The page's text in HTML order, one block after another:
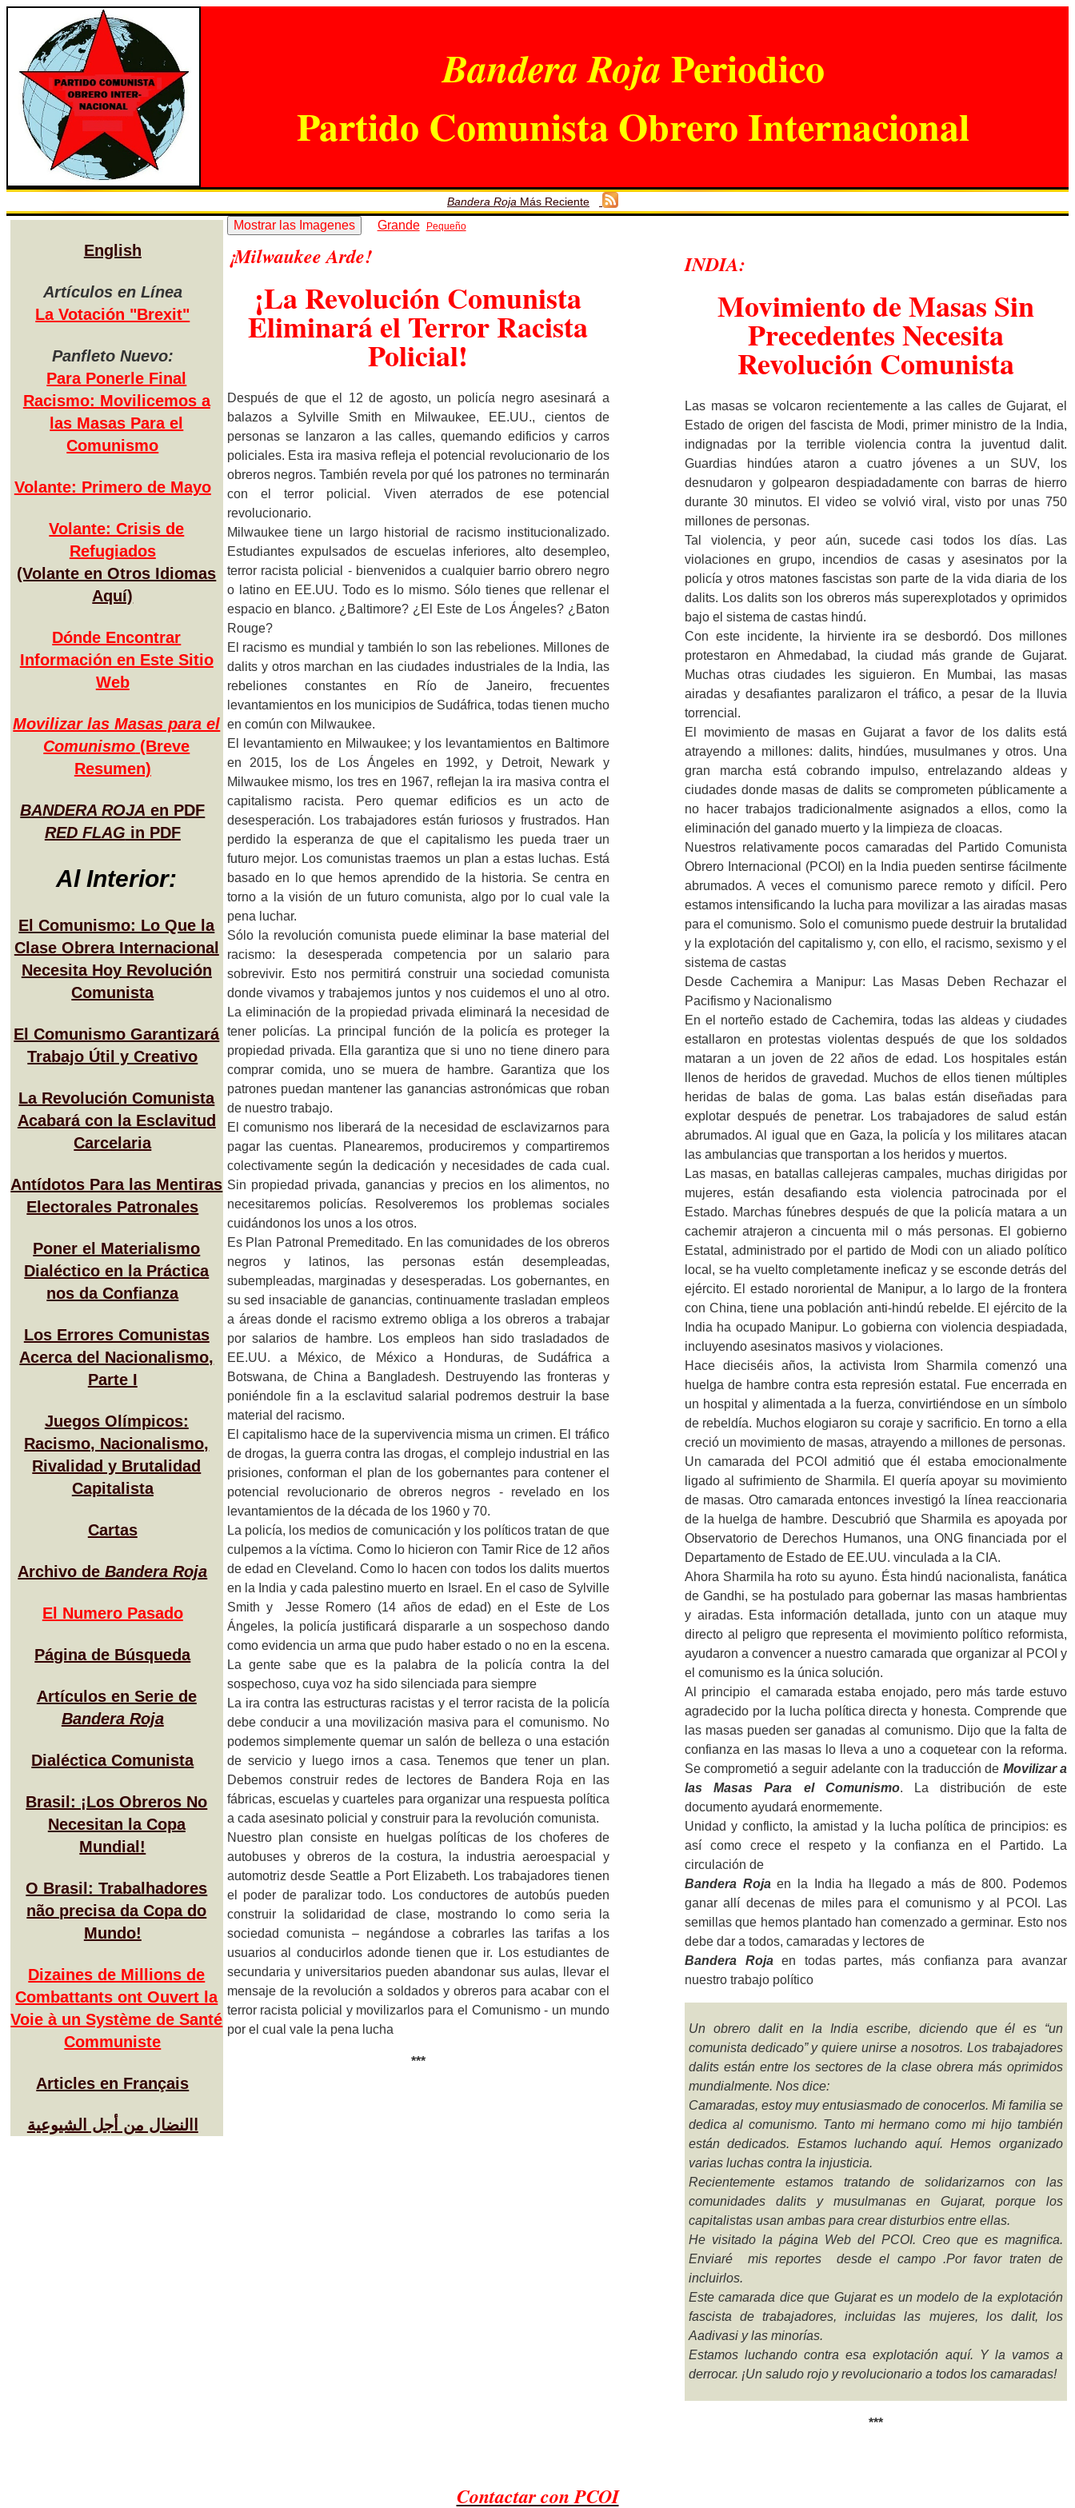
Bandera Roja Periodico
Partido Comunista Obrero Internacional
Bandera Roja Más Reciente
English
Artículos en Línea
La Votación "Brexit"
Panfleto Nuevo:
Para Ponerle Final
Racismo: Movilicemos a
las Masas Para el
Comunismo
Volante: Primero de Mayo
Volante: Crisis de
Refugiados
(Volante en Otros Idiomas
Aquí)
Dónde Encontrar
Información en Este Sitio
Web
Movilizar las Masas para el
Comunismo (Breve
Resumen)
BANDERA ROJA en PDF
RED FLAG in PDF
Al Interior:
El Comunismo: Lo Que la
Clase Obrera Internacional
Necesita Hoy Revolución
Comunista
El Comunismo Garantizará
Trabajo Útil y Creativo
La Revolución Comunista
Acabará con la Esclavitud
Carcelaria
Antídotos Para las Mentiras
Electorales Patronales
Poner el Materialismo
Dialéctico en la Práctica
nos da Confianza
Los Errores Comunistas
Acerca del Nacionalismo,
Parte I
Juegos Olímpicos:
Racismo, Nacionalismo,
Rivalidad y Brutalidad
Capitalista
Cartas
Archivo deBandera Roja
El Numero Pasado
Página de Búsqueda
Artículos en Serie de
Bandera Roja
Dialéctica Comunista
Brasil: ¡Los Obreros No
Necesitan la Copa
Mundial!
O Brasil: Trabalhadores
não precisa da Copa do
Mundo!
Dizaines de Millions de
Combattants ont Ouvert la
Voie à un Système de Santé
Communiste
Articles en Français
االنضال من أجل الشيوعية
Grande Pequeño
INDIA:
Movimiento de Masas Sin
Precedentes Necesita
Revolución Comunista
Las masas se volcaron recientemente a las calles de Gujarat, el
Estado de origen del fascista de Modi, primer ministro de la India,
indignadas por la terrible violencia contra la juventud dalit.
Guardias hindúes ataron a cuatro jóvenes a un SUV, los
desnudaron y golpearon despiadadamente con barras de hierro
durante 30 minutos. El video se volvió viral, visto por unas 750
millones de personas.
Tal violencia, y peor aún, sucede casi todos los días. Las
violaciones en grupo, incendios de casas y asesinatos por la
policía y otros matones fascistas son parte de la vida diaria de los
dalits. Los dalits son los obreros más superexplotados y oprimidos
bajo el sistema de castas hindú.
Con este incidente, la hirviente ira se desbordó. Dos millones
protestaron en Ahmedabad, la ciudad más grande de Gujarat.
Muchas otras ciudades les siguieron. En Mumbai, las masas
airadas y desafiantes paralizaron el tráfico, a pesar de la lluvia
torrencial.
El movimiento de masas en Gujarat a favor de los dalits está
atrayendo a millones: dalits, hindúes, musulmanes y otros. Una
gran marcha está cobrando impulso, entrelazando aldeas y
ciudades donde masas de dalits se comprometen públicamente a
no hacer trabajos tradicionalmente asignados a ellos, como la
eliminación del ganado muerto y la limpieza de cloacas.
Nuestros relativamente pocos camaradas del Partido Comunista
Obrero Internacional (PCOI) en la India pueden sentirse fácilmente
abrumados. A veces el comunismo parece remoto y difícil. Pero
estamos intensificando la lucha para movilizar a las airadas masas
para el comunismo. Solo el comunismo puede destruir la brutalidad
y la explotación del capitalismo y, con ello, el racismo, sexismo y el
sistema de castas
Desde Cachemira a Manipur: Las Masas Deben Rechazar el
Pacifismo y Nacionalismo
En el norteño estado de Cachemira, todas las aldeas y ciudades
estallaron en protestas violentas después de que los soldados
mataran a un joven de 22 años de edad. Los hospitales están
llenos de heridos de gravedad. Muchos de ellos tienen múltiples
heridas de balas de goma. Las balas están diseñadas para
explotar después de penetrar. Los trabajadores de salud están
abrumados. Al igual que en Gaza, la policía y los militares atacan
las ambulancias que transportan a los heridos y muertos.
Las masas, en batallas callejeras campales, muchas dirigidas por
mujeres, están desafiando esta violencia patrocinada por el
Estado. Marchas fúnebres después de que la policía matara a un
cachemir atrajeron a cincuenta mil o más personas. El gobierno
Estatal, administrado por el partido de Modi con un aliado político
local, se ha vuelto completamente ineficaz y se esconde detrás del
ejército. El estado nororiental de Manipur, a lo largo de la frontera
con China, tiene una población anti-hindú rebelde. El ejército de la
India ha ocupado Manipur. Lo gobierna con violencia despiadada,
incluyendo asesinatos masivos y violaciones.
Hace dieciséis años, la activista Irom Sharmila comenzó una
huelga de hambre contra esta represión estatal. Fue encerrada en
un hospital y alimentada a la fuerza, convirtiéndose en un símbolo
de rebeldía. Muchos elogiaron su coraje y sacrificio. En torno a ella
creció un movimiento de masas, atrayendo a millones de personas.
Un camarada del PCOI admitió que él estaba emocionalmente
ligado al sufrimiento de Sharmila. El quería apoyar su movimiento
de masas. Otro camarada entonces investigó la línea reaccionaria
de la huelga de hambre. Descubrió que Sharmila es apoyada por
Observatorio de Derechos Humanos, una ONG financiada por el
Departamento de Estado de EE.UU. vinculada a la CIA.
Ahora Sharmila ha roto su ayuno. Ésta hindú nacionalista, fanática
de Gandhi, se ha postulado para gobernar las masas hambrientas
y airadas. Esta información detallada, junto con un ataque muy
directo al peligro que representa el movimiento político reformista,
ayudaron a convencer a nuestro camarada que organizar al PCOI y
el comunismo es la única solución.
Al principio el camarada estaba enojado, pero más tarde estuvo
agradecido por la lucha política directa y honesta. Comprende que
las masas pueden ser ganadas al comunismo. Dijo que la falta de
confianza en las masas lo lleva a uno a coquetear con la reforma.
Se comprometió a seguir adelante con la traducción de Movilizar a
las Masas Para el Comunismo. La distribución de este
documento ayudará enormemente.
Unidad y conflicto, la amistad y la lucha política de principios: es
así como crece el respeto y la confianza en el Partido. La
circulación de
Bandera Rojaen la India ha llegado a más de 800. Podemos
ganar allí decenas de miles para el comunismo y al PCOI. Las
semillas que hemos plantado han comenzado a germinar. Esto nos
debe dar a todos, camaradas y lectores de
Bandera Rojaen todas partes, más confianza para avanzar
nuestro trabajo político
Un obrero dalit en la India escribe, diciendo que él es “un
comunista dedicado” y quiere unirse a nosotros. Los trabajadores
dalits están entre los sectores de la clase obrera más oprimidos
mundialmente. Nos dice:
Camaradas, estoy muy entusiasmado de conocerlos. Mi familia se
dedica al comunismo. Tanto mi hermano como mi hijo también
están dedicados. Estamos luchando aquí. Hemos organizado
varias luchas contra la injusticia.
Recientemente estamos tratando de solidarizarnos con las
comunidades dalits y musulmanas en Gujarat, porque los
capitalistas usan ambas para crear disturbios entre ellas.
He visitado la página Web del PCOI. Creo que es magnifica.
Enviaré mis reportes desde el campo .Por favor traten de
incluirlos.
Este camarada dice que Gujarat es un modelo de la explotación
fascista de trabajadores, incluidas las mujeres, los dalit, los
Aadivasi y las minorías.
Estamos luchando contra esa explotación aquí. Y la vamos a
derrocar. ¡Un saludo rojo y revolucionario a todos los camaradas!
***
¡Milwaukee Arde!
¡La Revolución Comunista
Eliminará el Terror Racista
Policial!
Después de que el 12 de agosto, un policía negro asesinará a
balazos a Sylville Smith en Milwaukee, EE.UU., cientos de
personas se lanzaron a las calles, quemando edificios y carros
policiales. Esta ira masiva refleja el potencial revolucionario de los
obreros negros. También revela por qué los patrones no terminarán
con el terror policial. Viven aterrados de ese potencial
revolucionario.
Milwaukee tiene un largo historial de racismo institucionalizado.
Estudiantes expulsados de escuelas inferiores, alto desempleo,
terror racista policial - bienvenidos a cualquier barrio obrero negro
o latino en EE.UU. Todo es lo mismo. Sólo tienes que rellenar el
espacio en blanco. ¿Baltimore? ¿El Este de Los Ángeles? ¿Baton
Rouge?
El racismo es mundial y también lo son las rebeliones. Millones de
dalits y otros marchan en las ciudades industriales de la India, las
rebeliones constantes en Río de Janeiro, frecuentes
levantamientos en los municipios de Sudáfrica, todas tienen mucho
en común con Milwaukee.
El levantamiento en Milwaukee; y los levantamientos en Baltimore
en 2015, los de Los Ángeles en 1992, y Detroit, Newark y
Milwaukee mismo, los tres en 1967, reflejan la ira masiva contra el
capitalismo racista. Pero quemar edificios es un acto de
desesperación. Los trabajadores están furiosos y frustrados. Han
perdido la esperanza de que el capitalismo les pueda traer un
futuro mejor. Los comunistas traemos un plan a estas luchas. Está
basado en lo que hemos aprendido de la historia. Se centra en
torno a la visión de un futuro comunista, algo por lo cual vale la
pena luchar.
Sólo la revolución comunista puede eliminar la base material del
racismo: la desesperada competencia por un salario para
sobrevivir. Esto nos permitirá construir una sociedad comunista
donde vivamos y trabajemos juntos y nos cuidemos el uno al otro.
La eliminación de la propiedad privada eliminará la necesidad de
tener policías. La principal función de la policía es proteger la
propiedad privada. Ella garantiza que si uno no tiene dinero para
comprar comida, uno se muera de hambre. Garantiza que los
patrones puedan mantener las ganancias astronómicas que roban
de nuestro trabajo.
El comunismo nos liberará de la necesidad de esclavizarnos para
pagar las cuentas. Planearemos, produciremos y compartiremos
colectivamente según la dedicación y necesidades de cada cual.
Sin propiedad privada, ganancias y precios en los alimentos, no
necesitaremos policías. Resolveremos los problemas sociales
cuidándonos los unos a los otros.
Es Plan Patronal Premeditado. En las comunidades de los obreros
negros y latinos, las personas están desempleadas,
subempleadas, marginadas y desesperadas. Los gobernantes, en
su sed insaciable de ganancias, continuamente trasladan empleos
a áreas donde el racismo extremo obliga a los obreros a trabajar
por salarios de hambre. Los empleos han sido trasladados de
EE.UU. a México, de México a Honduras, de Sudáfrica a
Botswana, de China a Bangladesh. Destruyendo las fronteras y
poniéndole fin a la esclavitud salarial podremos destruir la base
material del racismo.
El capitalismo hace de la supervivencia misma un crimen. El tráfico
de drogas, la guerra contra las drogas, el complejo industrial en las
prisiones, conforman el plan de los gobernantes para contener el
potencial revolucionario de obreros negros - revelado en los
levantamientos de la década de los 1960 y 70.
La policía, los medios de comunicación y los políticos tratan de que
culpemos a la víctima. Como lo hicieron con Tamir Rice de 12 años
de edad en Cleveland. Como lo hacen con todos los dalits muertos
en la India y cada palestino muerto en Israel. En el caso de Sylville
Smith y Jesse Romero (14 años de edad) en el Este de Los
Ángeles, la policía justificará dispararle a un sospechoso dando
como evidencia un arma que pudo haber estado o no en la escena.
La gente sabe que es la palabra de la policía contra la del
sospechoso, cuya voz ha sido silenciada para siempre
La ira contra las estructuras racistas y el terror racista de la policía
debe conducir a una movilización masiva para el comunismo. No
podemos simplemente quemar un salón de belleza o una estación
de servicio y luego irnos a casa. Tenemos que tener un plan.
Debemos construir redes de lectores de Bandera Roja en las
fábricas, escuelas y cuarteles para organizar una respuesta política
a cada asesinato policial y construir para la revolución comunista.
Nuestro plan consiste en huelgas políticas de los choferes de
autobuses y obreros de la costura, la industria aeroespacial y
automotriz desde Seattle a Port Elizabeth. Los trabajadores tienen
el poder de paralizar todo. Los conductores de autobús pueden
construir la solidaridad de clase, mostrando lo como seria la
sociedad comunista – negándose a cobrarles las tarifas a los
usuarios al conducirlos adonde tienen que ir. Los estudiantes de
secundaria y universitarios pueden abandonar sus aulas, llevar el
mensaje de la revolución a soldados y obreros para acabar con el
terror racista policial y movilizarlos para el Comunismo - un mundo
por el cual vale la pena lucha
***
Contactar con PCOI